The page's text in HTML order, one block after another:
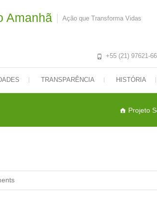
Amanhã Ação que Transforma Vidas
+55 (21) 97621-
TRANSPARÊNCIA HISTÓRIA
Projeto